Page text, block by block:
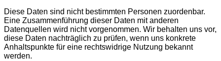
Diese Daten sind nicht bestimmten Personen zuordenbar.
Eine Zusammenführung dieser Daten mit anderen
Datenquellen wird nicht vorgenommen. Wir behalten uns vor,
diese Daten nachträglich zu prüfen, wenn uns konkrete
Anhaltspunkte für eine rechtswidrige Nutzung bekannt
werden.